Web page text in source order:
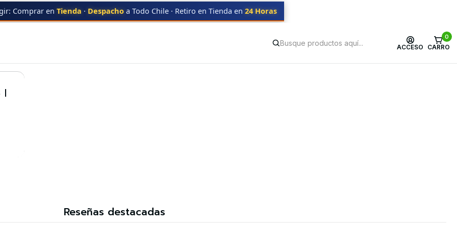
ACCESO
0
CARRO
Comprar en Tienda · Despacho a Todo Chile · Retiro en Tienda en 24 Horas
ML-1620
ML-1620
|
Reseñas destacadas